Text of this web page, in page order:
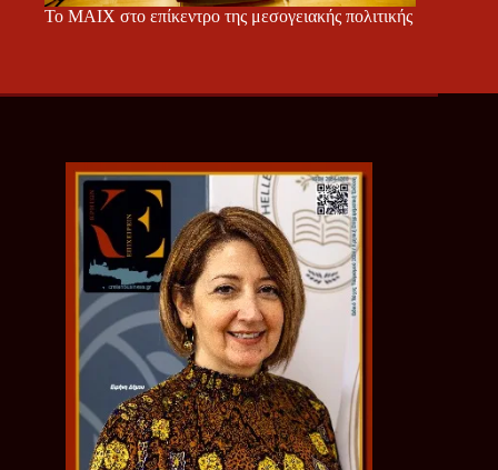
Το ΜΑΙΧ στο επίκεντρο της μεσογειακής πολιτικής